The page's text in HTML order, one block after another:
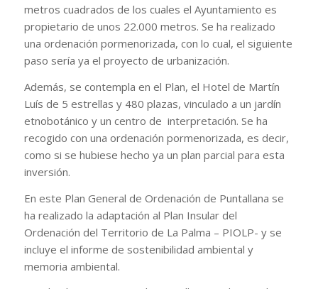
metros cuadrados de los cuales el Ayuntamiento es
propietario de unos 22.000 metros. Se ha realizado
una ordenación pormenorizada, con lo cual, el siguiente
paso sería ya el proyecto de urbanización.
Además, se contempla en el Plan, el Hotel de Martín
Luís de 5 estrellas y 480 plazas, vinculado a un jardín
etnobotánico y un centro de interpretación. Se ha
recogido con una ordenación pormenorizada, es decir,
como si se hubiese hecho ya un plan parcial para esta
inversión.
En este Plan General de Ordenación de Puntallana se
ha realizado la adaptación al Plan Insular del
Ordenación del Territorio de La Palma – PIOLP- y se
incluye el informe de sostenibilidad ambiental y
memoria ambiental.